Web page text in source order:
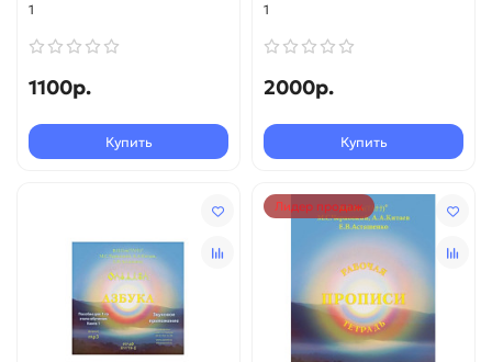
1
1100р.
Купить
1
2000р.
Купить
Лидер продаж